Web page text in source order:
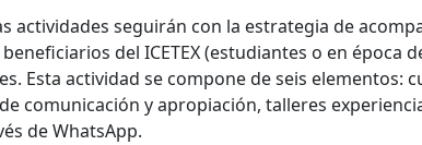
actividades seguirán con la estrategia de
del ICETEX (estudiantes o en época
Esta actividad se compone de seis elementos:
comunicación y apropiación, talleres
de WhatsApp.